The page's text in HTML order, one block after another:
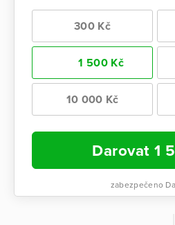
300 Kč
1 500 Kč
10 000 Kč
Darovat 1
zabezpečeno